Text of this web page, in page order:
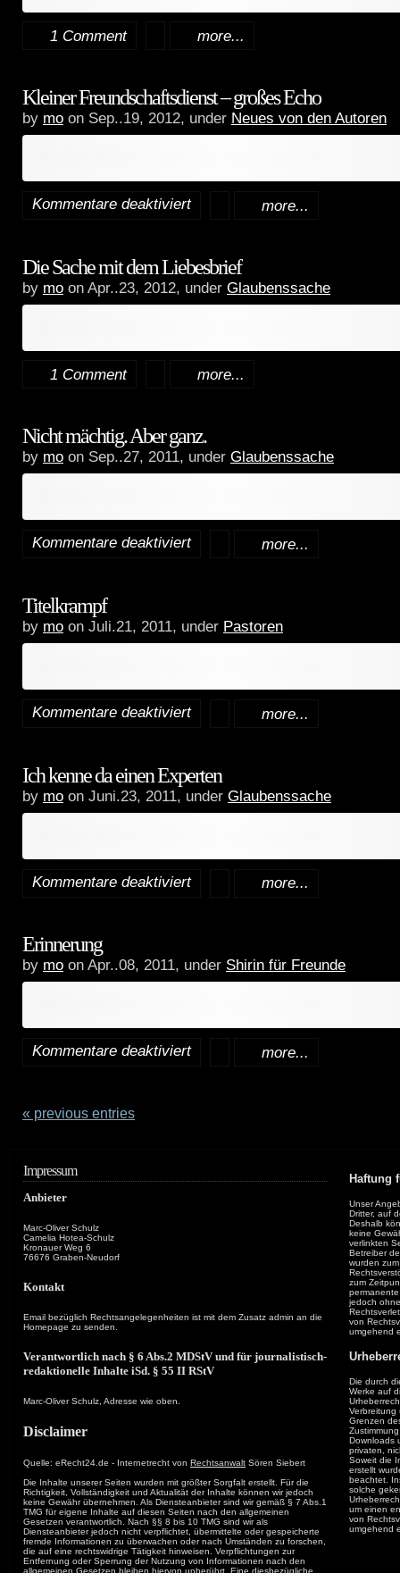
1 Comment more...
Kleiner Freundschaftsdienst – großes Echo
by mo on Sep..19, 2012, under Neues von den Autoren
Kommentare deaktiviertfür
Freundschaftsdienst
more...
Die Sache mit dem Liebesbrief
by mo on Apr..23, 2012, under Glaubenssache
1 Comment more...
Nicht mächtig. Aber ganz.
by mo on Sep..27, 2011, under Glaubenssache
Kommentare deaktiviertfür more...
Titelkrampf
by mo on Juli.21, 2011, under Pastoren
Kommentare deaktiviertfür more...
Ich kenne da einen Experten
by mo on Juni.23, 2011, under Glaubenssache
Kommentare deaktiviertfür more...
Erinnerung
by mo on Apr..08, 2011, under Shirin für Freunde
Kommentare deaktiviertfür more...
« previous entries
Impressum
Anbieter
Marc-Oliver Schulz
Camelia Hotea-Schulz
Kronauer Weg 6
76676 Graben-Neudorf
Kontakt
Email bezüglich Rechtsangelegenheiten ist mit dem Zusatz admin an die
Homepage zu senden.
Verantwortlich nach § 6 Abs.2 MDStV und für journalistisch-
redaktionelle Inhalte iSd. § 55 II RStV
Marc-Oliver Schulz, Adresse wie oben.
Disclaimer
Quelle: eRecht24.de - Internetrecht von Rechtsanwalt Sören Siebert
Die Inhalte unserer Seiten wurden mit größter Sorgfalt erstellt. Für die
Richtigkeit, Vollständigkeit und Aktualität der Inhalte können wir jedoch
keine Gewähr übernehmen. Als Diensteanbieter sind wir gemäß § 7 Abs.1
TMG für eigene Inhalte auf diesen Seiten nach den allgemeinen
Gesetzen verantwortlich. Nach §§ 8 bis 10 TMG sind wir als
Diensteanbieter jedoch nicht verpflichtet, übermittelte oder gespeicherte
fremde Informationen zu überwachen oder nach Umständen zu forschen,
die auf eine rechtswidrige Tätigkeit hinweisen. Verpflichtungen zur
Entfernung oder Sperrung der Nutzung von Informationen nach den
allgemeinen Gesetzen bleiben hiervon unberührt. Eine diesbezügliche
Haftung
Unser
Dritter, auf
Deshalb
keine
verlinkten
Betreiber
wurden
zum
jedoch
von
umgehend
Die durch
Werke auf
Verbreitung
Grenzen
Downloads
privaten,
Soweit die
erstellt
beachtet.
solche
um einen
von
umgehend